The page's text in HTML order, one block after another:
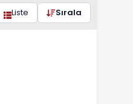
Liste Sırala